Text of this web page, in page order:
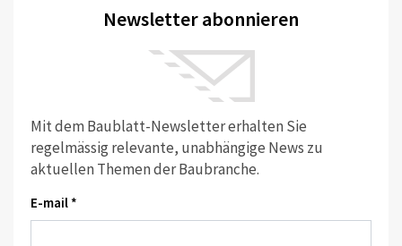
Newsletter abonnieren
Mit dem Baublatt-Newsletter erhalten Sie
regelmässig relevante, unabhängige News zu
aktuellen Themen der Baubranche.
E-mail *